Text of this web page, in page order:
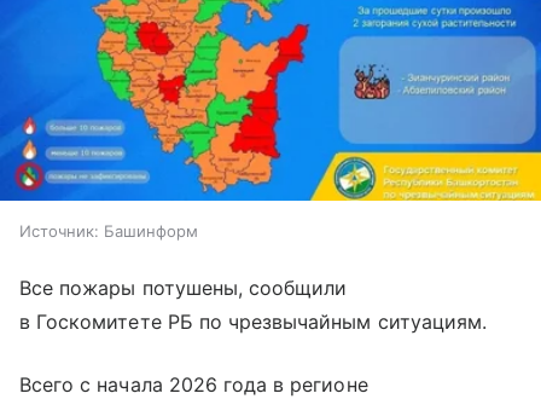
Источник: Башинформ
Все пожары потушены, сообщили
в Госкомитете РБ по чрезвычайным ситуациям.
Всего с начала 2026 года в регионе